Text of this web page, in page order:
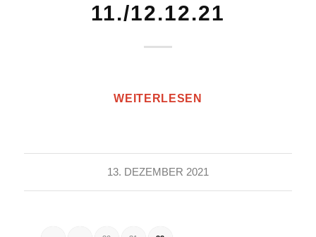
11./12.12.21
WEITERLESEN
13. DEZEMBER 2021